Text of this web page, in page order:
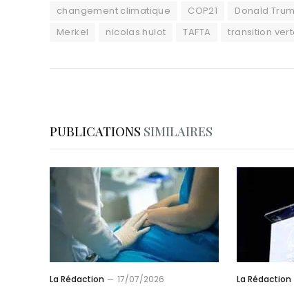
changement climatique COP21 Donald
Merkel
nicolas hulot TAFTA transition
PUBLICATIONS SIMILAIRES
La Rédaction 17/07/2026 La Rédaction